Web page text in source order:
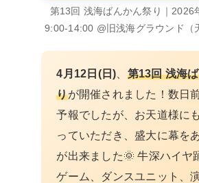
第13回 浅海ばんかん祭り｜2026
9:00-14:00 @旧浅海グラウンド（
4月12日(日)
第13回 浅海
りが開催されました！数日
予報でしたが、お天道様に
っていただき、盛大に幕を
が出来ました🌞 牛深ハイヤ
ゲーム、ダンスユニット、